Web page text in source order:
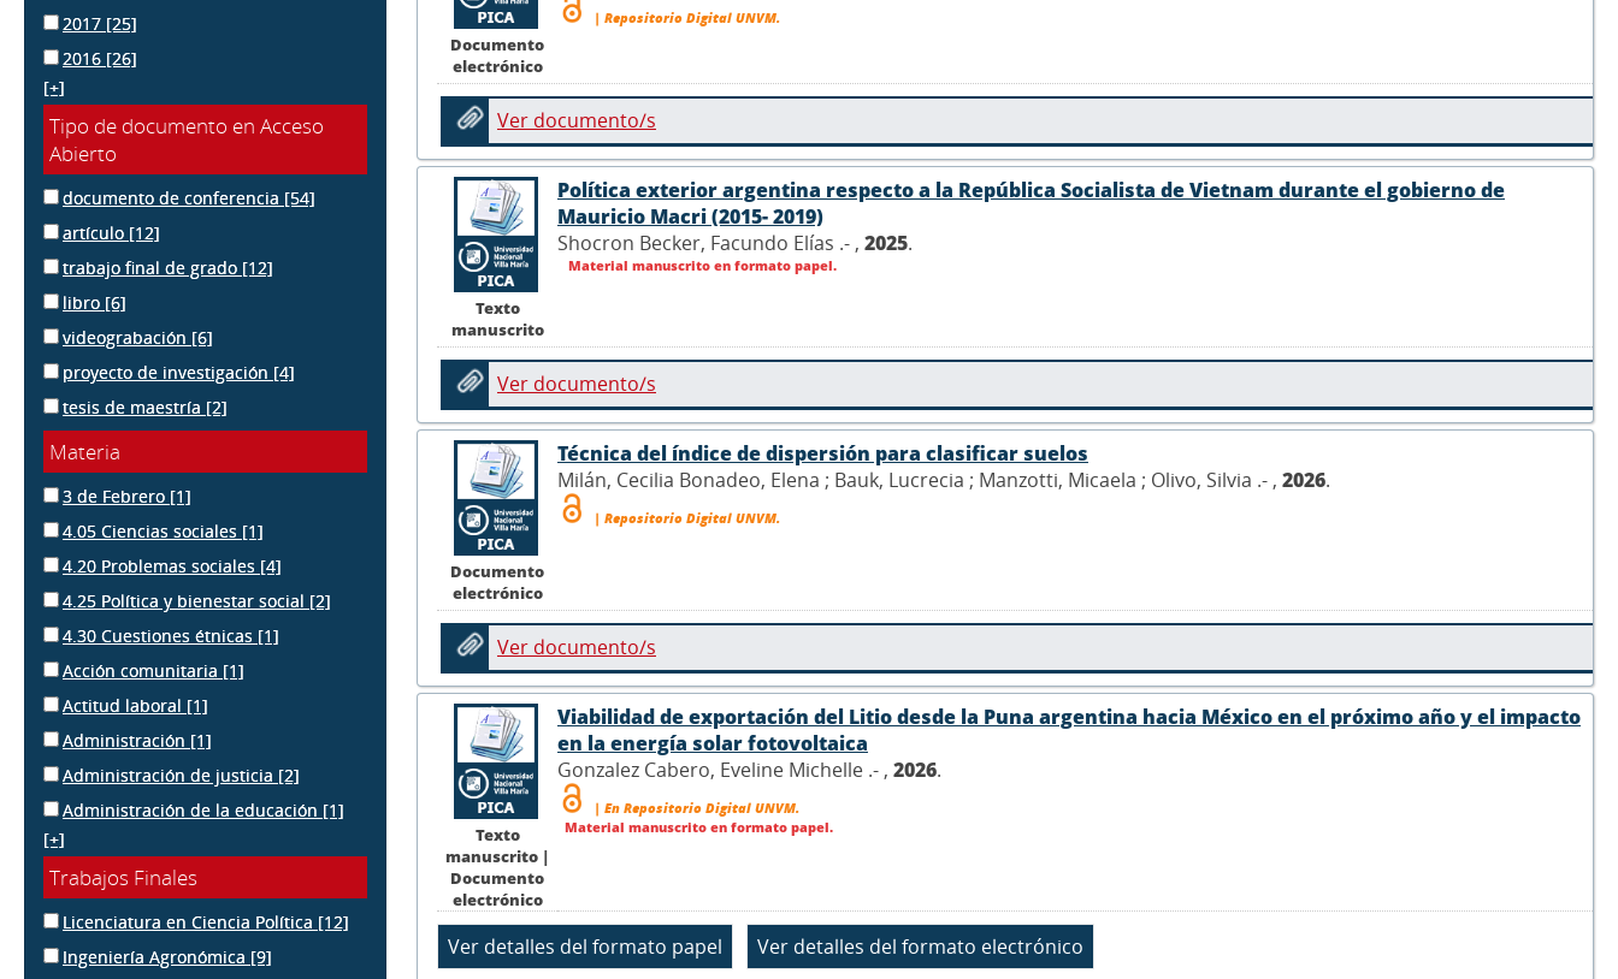
2017 [25]
2016 [26]
[+]
Tipo de documento en Acceso
Abierto
documento de conferencia [54]
artículo [12]
trabajo final de grado [12]
libro [6]
videograbación [6]
proyecto de investigación [4]
tesis de maestría [2]
Materia
3 de Febrero [1]
4.05 Ciencias sociales [1]
4.20 Problemas sociales [4]
4.25 Política y bienestar social [2]
4.30 Cuestiones étnicas [1]
Acción comunitaria [1]
Actitud laboral [1]
Administración [1]
Administración de justicia [2]
Administración de la educación [1]
[+]
Trabajos Finales
Licenciatura en Ciencia Política [12]
Ingeniería Agronómica [9]
Documento
electrónico
| Repositorio Digital UNVM.
Ver documento/s
Texto
manuscrito
Política exterior argentina respecto a la República Socialista de Vietnam durante el gobierno de
Mauricio Macri (2015- 2019)
Shocron Becker, Facundo Elías .- , 2025.
Material manuscrito en formato papel.
Ver documento/s
Documento
electrónico
Técnica del índice de dispersión para clasificar suelos
Milán, Cecilia Bonadeo, Elena ; Bauk, Lucrecia ; Manzotti, Micaela ; Olivo, Silvia .- , 2026.
| Repositorio Digital UNVM.
Ver documento/s
Texto
manuscrito |
Documento
electrónico
Viabilidad de exportación del Litio desde la Puna argentina hacia México en el próximo año y el impacto
en la energía solar fotovoltaica
Gonzalez Cabero, Eveline Michelle .- , 2026.
| En Repositorio Digital UNVM.
Material manuscrito en formato papel.